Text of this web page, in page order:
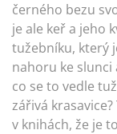
černého bezu
je ale keř a jeho
tužebníku, který
nahoru ke slunci
co se to vedle
zářivá
v knihách, že je